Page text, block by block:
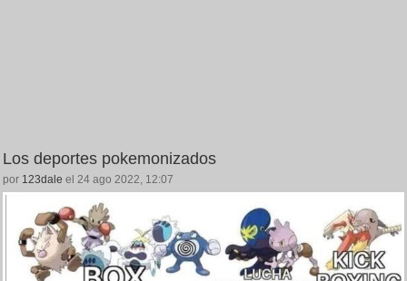
Los deportes pokemonizados
por 123dale el 24 ago 2022, 12:07